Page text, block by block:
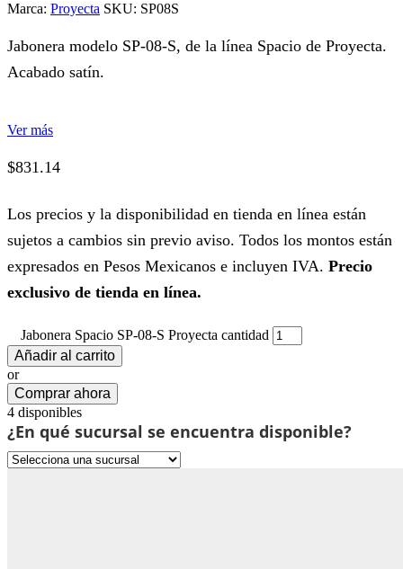
Marca: Proyecta SKU: SP08S
Jabonera modelo SP-08-S, de la línea Spacio de Proyecta.
Acabado satín.
Ver más
$831.14
Los precios y la disponibilidad en tienda en línea están
sujetos a cambios sin previo aviso. Todos los montos están
expresados en Pesos Mexicanos e incluyen IVA. Precio
exclusivo de tienda en línea.
Jabonera Spacio SP-08-S Proyecta cantidad
Añadir al carrito
or
Comprar ahora
4 disponibles
¿En qué sucursal se encuentra disponible?